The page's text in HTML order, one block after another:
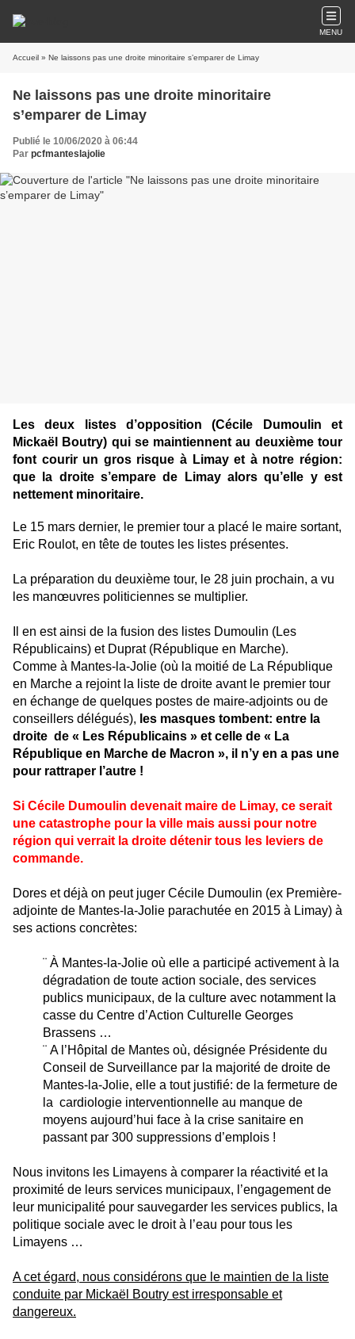
MENU
Accueil » Ne laissons pas une droite minoritaire s’emparer de Limay
Ne laissons pas une droite minoritaire
s’emparer de Limay
Publié le 10/06/2020 à 06:44
Par pcfmanteslajolie
Les deux listes d’opposition (Cécile Dumoulin et
Mickaël Boutry) qui se maintiennent au deuxième tour
font courir un gros risque à Limay et à notre région:
que la droite s’empare de Limay alors qu’elle y est
nettement minoritaire.
Le 15 mars dernier, le premier tour a placé le maire sortant,
Eric Roulot, en tête de toutes les listes présentes.
La préparation du deuxième tour, le 28 juin prochain, a vu
les manœuvres politiciennes se multiplier.
Il en est ainsi de la fusion des listes Dumoulin (Les
Républicains) et Duprat (République en Marche).
Comme à Mantes-la-Jolie (où la moitié de La République
en Marche a rejoint la liste de droite avant le premier tour
en échange de quelques postes de maire-adjoints ou de
conseillers délégués), les masques tombent: entre la
droite de « Les Républicains » et celle de « La
République en Marche de Macron », il n’y en a pas une
pour rattraper l’autre !
Si Cécile Dumoulin devenait maire de Limay, ce serait
une catastrophe pour la ville mais aussi pour notre
région qui verrait la droite détenir tous les leviers de
commande.
Dores et déjà on peut juger Cécile Dumoulin (ex Première-
adjointe de Mantes-la-Jolie parachutée en 2015 à Limay) à
ses actions concrètes:
¨ À Mantes-la-Jolie où elle a participé activement à la
dégradation de toute action sociale, des services
publics municipaux, de la culture avec notamment la
casse du Centre d’Action Culturelle Georges
Brassens …
¨ A l’Hôpital de Mantes où, désignée Présidente du
Conseil de Surveillance par la majorité de droite de
Mantes-la-Jolie, elle a tout justifié: de la fermeture de
la cardiologie interventionnelle au manque de
moyens aujourd’hui face à la crise sanitaire en
passant par 300 suppressions d’emplois !
Nous invitons les Limayens à comparer la réactivité et la
proximité de leurs services municipaux, l’engagement de
leur municipalité pour sauvegarder les services publics, la
politique sociale avec le droit à l’eau pour tous les
Limayens …
A cet égard, nous considérons que le maintien de la liste
conduite par Mickaël Boutry est irresponsable et
dangereux.